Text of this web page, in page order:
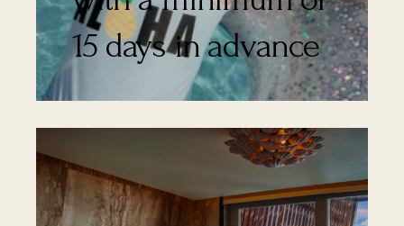
15 days in advance